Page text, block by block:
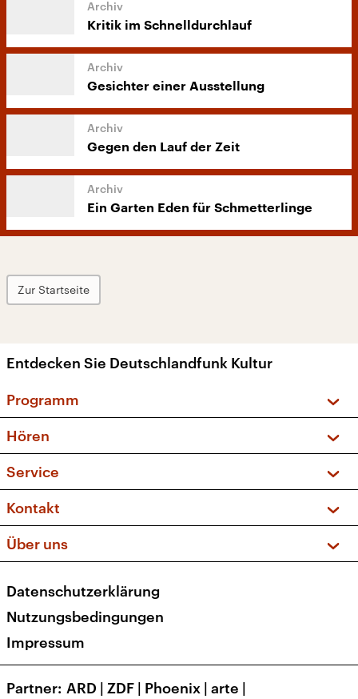
Kritik im Schnelldurchlauf
Gesichter einer Ausstellung
Gegen den Lauf der Zeit
Ein Garten Eden für Schmetterlinge
Zur Startseite
Entdecken Sie Deutschlandfunk Kultur
Programm
Sendungen und Podcasts
Musikliste
Kakadu – Das Kinderprogramm
Hören
Frequenzen (UKW + DAB+)
Service
FAQ
Apps
Newsletter
Veranstaltungen
Kontakt
Social Media
Über uns
Presse
Karriere
Transparenz
Datenschutzerklärung
Nutzungsbedingungen
Impressum
Partner ARD | ZDF | Phoenix | arte |